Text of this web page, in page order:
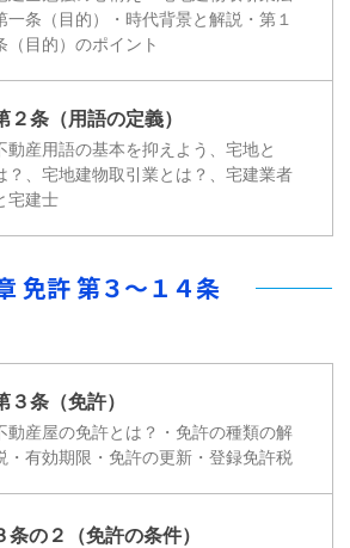
一条（目的）・時代背景と解説・第１
（目的）のポイント
２条（用語の定義）
動産用語の基本を抑えよう、宅地と
？、宅地建物取引業とは？、宅建業者
宅建士
免許 第３～１４条
３条（免許）
動産屋の免許とは？・免許の種類の解
・有効期限・免許の更新・登録免許税
条の２（免許の条件）